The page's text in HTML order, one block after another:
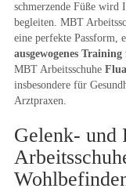
schmerzende Füße wird
begleiten. MBT
eine perfekte Passform,
ausgewogenes
MBT Arbeitsschuhe
insbesondere für
Arztpraxen.
Gelenk- und